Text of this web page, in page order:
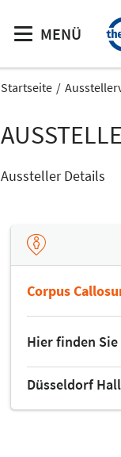
MENÜ
Startseite
Aussteller Details
Corpus
Hier finden Sie
Düsseldorf